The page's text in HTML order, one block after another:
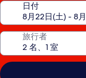
日付
旅行者